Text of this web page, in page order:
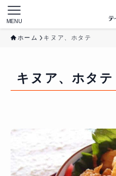
MENU
ホーム キヌア、ホタテ
キヌア、ホタテ